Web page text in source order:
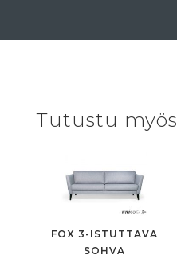
Tutustu myös
FOX 3-ISTUTTAVA
SOHVA